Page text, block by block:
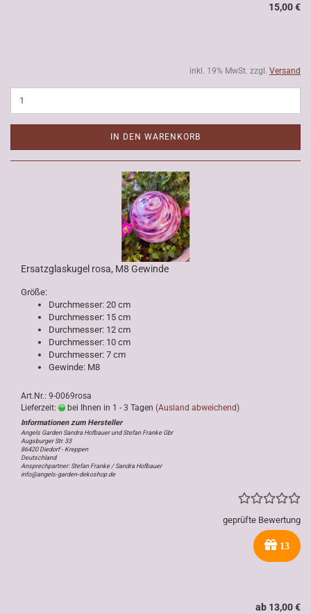
15,00 €
inkl. 19% MwSt. zzgl. Versand
IN DEN WARENKORB
Ersatzglaskugel rosa, M8 Gewinde
Größe:
Durchmesser: 20 cm
Durchmesser: 15 cm
Durchmesser: 12 cm
Durchmesser: 10 cm
Durchmesser: 7 cm
Gewinde: M8
Art.Nr.: 9-0069rosa
Lieferzeit:
bei Ihnen in 1 - 3 Tagen (Ausland abweichend)
Angels Garden Sandra Hofbauer und Stefan Franke Gbr
Augsburger Str. 33
86420 Diedorf - Kreppen
Deutschland
Ansprechpartner: Stefan Franke / Sandra Hofbauer
info@angels-garden-dekoshop.de
geprüfte Bewertung
13
ab 13,00 €